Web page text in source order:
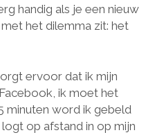
handig als je een nieuw
het dilemma zit: het
ervoor dat ik mijn
ik moet het
minuten word ik gebeld
op afstand in op mijn